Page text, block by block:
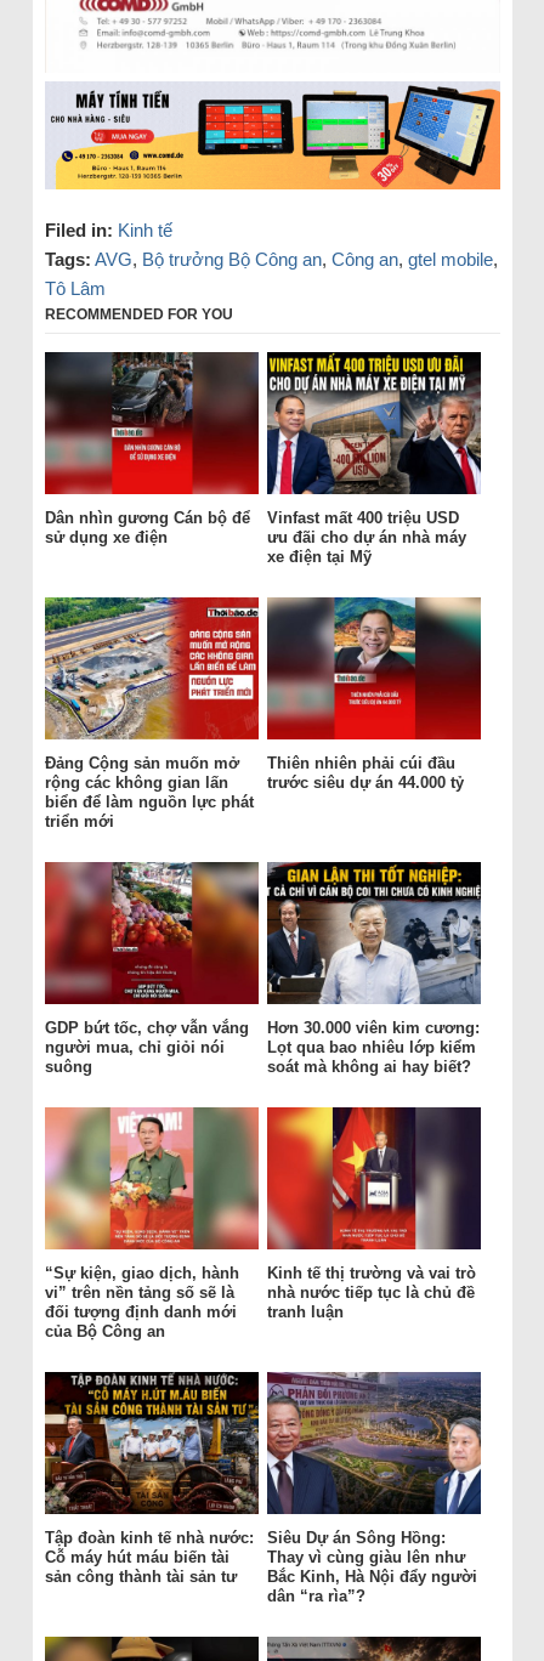
Filed in: Kinh tế
Tags: AVG, Bộ trưởng Bộ Công an, Công an, gtel mobile,
Tô Lâm
RECOMMENDED FOR YOU
Dân nhìn gương Cán bộ để
sử dụng xe điện
Vinfast mất 400 triệu USD
ưu đãi cho dự án nhà máy
xe điện tại Mỹ
Đảng Cộng sản muốn mở
rộng các không gian lấn
biển để làm nguồn lực phát
triển mới
Thiên nhiên phải cúi đầu
trước siêu dự án 44.000 tỷ
GDP bứt tốc, chợ vẫn vắng
người mua, chỉ giỏi nói
suông
Hơn 30.000 viên kim cương:
Lọt qua bao nhiêu lớp kiểm
soát mà không ai hay biết?
“Sự kiện, giao dịch, hành
vi” trên nền tảng số sẽ là
đối tượng định danh mới
của Bộ Công an
Kinh tế thị trường và vai trò
nhà nước tiếp tục là chủ đề
tranh luận
Tập đoàn kinh tế nhà nước:
Cỗ máy hút máu biến tài
sản công thành tài sản tư
Siêu Dự án Sông Hồng:
Thay vì cùng giàu lên như
Bắc Kinh, Hà Nội đẩy người
dân “ra rìa”?